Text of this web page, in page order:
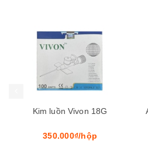
Kim luồn Vivon 18G
350.000₫/hộp